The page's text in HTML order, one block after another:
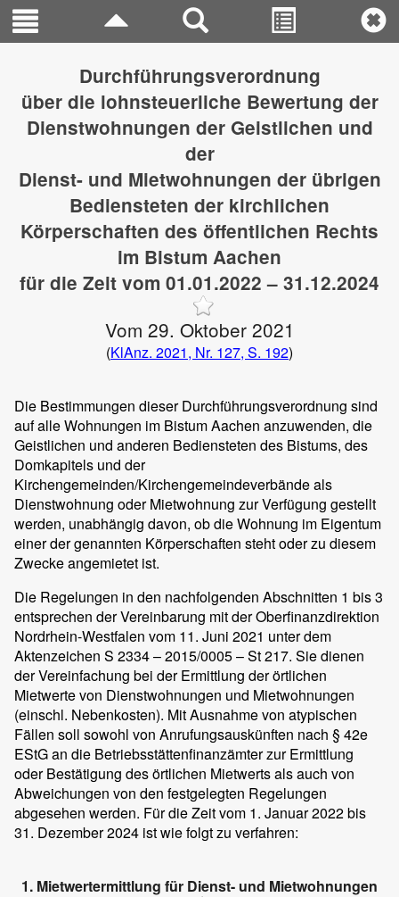
Durchführungsverordnung
über die lohnsteuerliche Bewertung der
Dienstwohnungen der Geistlichen und
der
Dienst- und Mietwohnungen der übrigen
Bediensteten der kirchlichen
Körperschaften des öffentlichen Rechts
im Bistum Aachen
für die Zeit vom 01.01.2022 – 31.12.2024
Vom 29. Oktober 2021
(KlAnz. 2021, Nr. 127, S. 192)
Die Bestimmungen dieser Durchführungsverordnung sind
auf alle Wohnungen im Bistum Aachen anzuwenden, die
Geistlichen und anderen Bediensteten des Bistums, des
Domkapitels und der
Kirchengemeinden/Kirchengemeindeverbände als
Dienstwohnung oder Mietwohnung zur Verfügung gestellt
werden, unabhängig davon, ob die Wohnung im Eigentum
einer der genannten Körperschaften steht oder zu diesem
Zwecke angemietet ist.
Die Regelungen in den nachfolgenden Abschnitten 1 bis 3
entsprechen der Vereinbarung mit der Oberfinanzdirektion
Nordrhein-Westfalen vom 11. Juni 2021 unter dem
Aktenzeichen S 2334 – 2015/0005 – St 217. Sie dienen
der Vereinfachung bei der Ermittlung der örtlichen
Mietwerte von Dienstwohnungen und Mietwohnungen
(einschl. Nebenkosten). Mit Ausnahme von atypischen
Fällen soll sowohl von Anrufungsauskünften nach § 42e
EStG an die Betriebsstättenfinanzämter zur Ermittlung
oder Bestätigung des örtlichen Mietwerts als auch von
Abweichungen von den festgelegten Regelungen
abgesehen werden. Für die Zeit vom 1. Januar 2022 bis
31. Dezember 2024 ist wie folgt zu verfahren:
1. Mietwertermittlung für Dienst- und Mietwohnungen